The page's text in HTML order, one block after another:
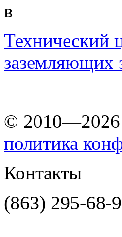
в
Технический
заземляющих
© 2010—2026
политика
Контакты
(863) 295-68-